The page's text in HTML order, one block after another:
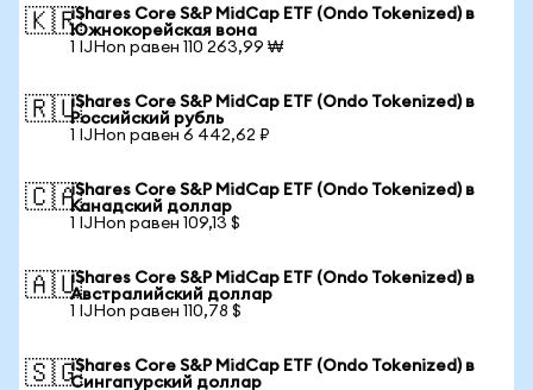
🇰🇷iShares Core S&P MidCap ETF (Ondo Tokenized) в
Южнокорейская вона
1 IJHon равен 110 263,99 ₩
🇷🇺iShares Core S&P MidCap ETF (Ondo Tokenized) в
Российский рубль
1 IJHon равен 6 442,62 ₽
🇨🇦iShares Core S&P MidCap ETF (Ondo Tokenized) в
Канадский доллар
1 IJHon равен 109,13 $
🇦🇺iShares Core S&P MidCap ETF (Ondo Tokenized) в
Австралийский доллар
1 IJHon равен 110,78 $
🇸🇬iShares Core S&P MidCap ETF (Ondo Tokenized) в
Сингапурский доллар